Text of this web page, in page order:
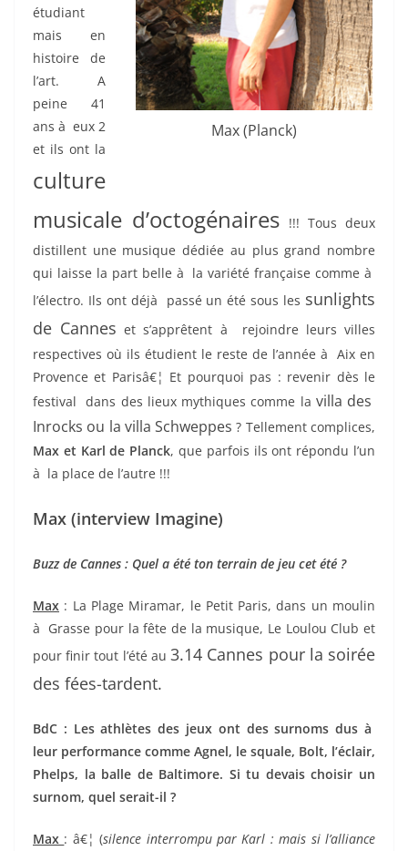
Max (Planck)
étudiant
mais en
histoire de
l’art. A
peine 41
ans à eux 2
et ils ont la
culture
musicale d’octogénaires !!! Tous deux
distillent une musique dédiée au plus grand nombre
qui laisse la part belle à la variété française comme à
l’électro. Ils ont déjà passé un été sous les sunlights
de Cannes et s’apprêtent à rejoindre leurs villes
respectives où ils étudient le reste de l’année à Aix en
Provence et Parisâ€¦ Et pourquoi pas : revenir dès le
festival dans des lieux mythiques comme la villa des
Inrocks ou la villa Schweppes ? Tellement complices,
Max et Karl de Planck, que parfois ils ont répondu l’un
à la place de l’autre !!!
Max (interview Imagine)
Buzz de Cannes : Quel a été ton terrain de jeu cet été ?
Max : La Plage Miramar, le Petit Paris, dans un moulin
à Grasse pour la fête de la musique, Le Loulou Club et
pour finir tout l’été au3.14 Cannes pour la soirée
des fées-tardent.
BdC : Les athlètes des jeux ont des surnoms dus à
leur performance comme Agnel, le squale, Bolt, l’éclair,
Phelps, la balle de Baltimore. Si tu devais choisir un
surnom, quel serait-il ?
Max : â€¦ (silence interrompu par Karl : mais si l’alliance